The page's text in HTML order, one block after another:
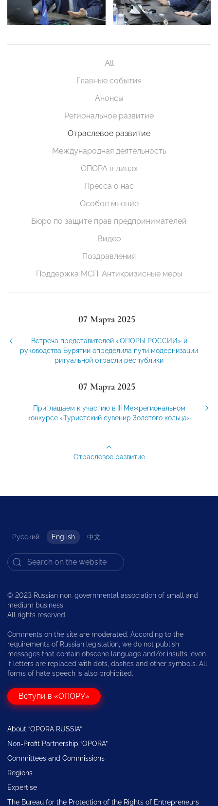
All
Главные события
Анонсы
Региональное развитие
Отраслевое развитие
Международная деятельность
ОПОРА в лицах
Пресса о нас
Особое мнение
Бюро по защите прав предпринимателей
Видео
Поздравления
Поддержка МСП. Антикризисные меры
07 Марта 2025
Встреча представителей «ОПОРЫ РОССИИ» и
руководства Бурятии определила пути модернизации
ритуальной отрасли республики
07 Марта 2025
Приглашаем к участию в III Межрегиональном
конкурсе «Туристский сувенир Золотого кольца»
Отраслевое развитие
Русский English 中文
© 2023 Russian non-governmental association of small and
medium business
All rights reserved.
Comments on the site are moderated. According to the
requirements of Russian legislation, we do not publish
messages that contain obscene language and/or insults, even
if letters are replaced with dots, dashes and other symbols. All
forms of hate speech is also prohibited.
Вступи в «ОПОРУ»
About “OPORA RUSSIA”
Non-Profit Partnership “OPORA”
Committees and Commissions
Regions
Expertise
The Bureau for the Protection of the Rights of Entrepreneurs